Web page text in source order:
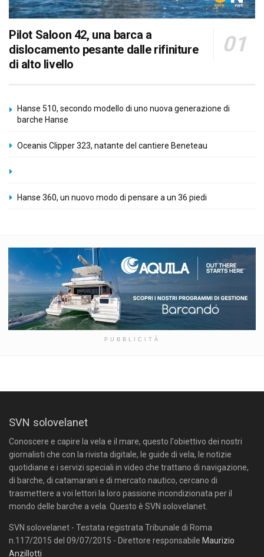
Pilot Saloon 42, una barca a
dislocamento pesante dalle rifiniture
di alto livello
Hanse 510, secondo modello di uno nuova generazione di
barche Hanse
Oceanis Clipper 323, natante del cantiere Beneteau
Hanse 360, un nuovo modo di pensare a un 36 piedi
PUBBLICITÀ
SVN solovelanet
Conoscere e capire la vela e il mare, questo l'obiettivo dei nostri
giornalisti che con la rivista digitale, le guide di vela, le notizie
quotidiane e i servizi speciali in video che trattano di navigazione,
di barche, di catamarani e di mercato nautico, cercano di
trasmettere a voi lettori la loro passione incondizionata per il
mondo delle barche a vela. Questo è SVN solovelanet.
SVN solovelanet - Testata registrata Tribunale di Roma
n.117/2015 del 09/07/2015 - Direttore responsabile Maurizio
Anzillotti